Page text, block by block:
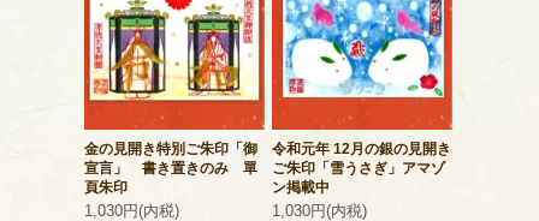
金の見開き特別ご朱印「御
宣言」 書き置きのみ 單
頁朱印
1,030円(内税)
令和元年 12月の銀の見開き
ご朱印「雪うさぎ」アマゾ
ン掲載中
1,030円(内税)